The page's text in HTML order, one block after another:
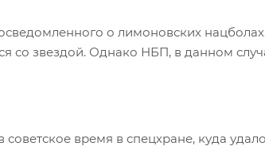
о лимоновских
со звездой. Однако НБП, в данном
время в спецхране, куда